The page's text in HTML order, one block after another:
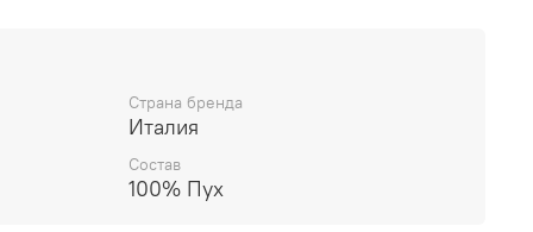
нейлоновый тафта 20 ден
сетка с мягким внутренним флисом
нейлоновый тафта 20 ден
пух (Fill Power 670)
Страна бренда
Италия
Состав
100% Пух